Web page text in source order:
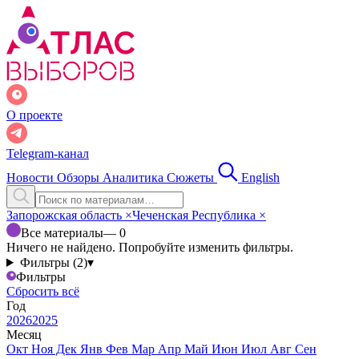
О проекте
Telegram-канал
Новости Обзоры Аналитика Сюжеты English
Запорожская область ×Чеченская Республика ×
Все материалы— 0
Ничего не найдено. Попробуйте изменить фильтры.
Фильтры (2)▾
Фильтры
Сбросить всё
Год
20262025
Месяц
Окт Ноя Дек Янв Фев Мар Апр Май Июн Июл Авг Сен